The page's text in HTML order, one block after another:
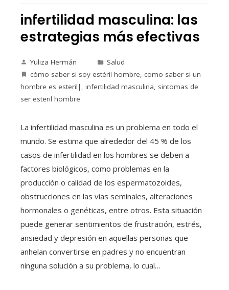
infertilidad masculina: las
estrategias más efectivas
Yuliza Hermán
Salud
cómo saber si soy estéril hombre, como saber si un
hombre es esteril| , infertilidad masculina, sintomas de
ser esteril hombre
La infertilidad masculina es un problema en todo el
mundo. Se estima que alrededor del 45 % de los
casos de infertilidad en los hombres se deben a
factores biológicos, como problemas en la
producción o calidad de los espermatozoides,
obstrucciones en las vías seminales, alteraciones
hormonales o genéticas, entre otros. Esta situación
puede generar sentimientos de frustración, estrés,
ansiedad y depresión en aquellas personas que
anhelan convertirse en padres y no encuentran
ninguna solución a su problema, lo cual…